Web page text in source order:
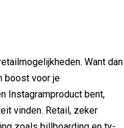
Want dan
boost voor je
Instagramproduct bent,
vinden. Retail, zeker